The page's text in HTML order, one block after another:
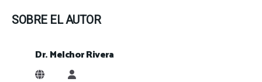
SOBRE EL AUTOR
Dr. Melchor Rivera
Dr. Melchor Rivera